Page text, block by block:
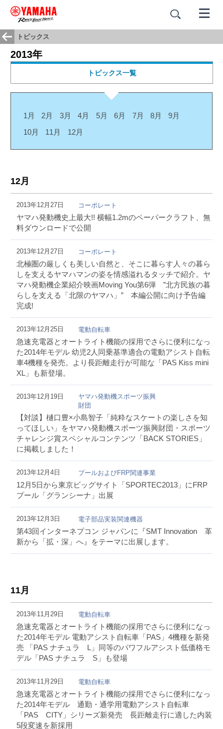
トピックス
2013年
トピックス一覧
1月 2月 3月 4月 5月 6月 7月 8月
9月
10月
11月 12月
12月
2013年12月27日 コーポレート
ヤマハ発動機史上最大!! 横幅1.2mのペーパークラフト、無
料ダウンロードで公開
2013年12月27日 コーポレート
北極圏の厳しくも美しい自然と、そこに暮らす人々の暮ら
しを支えるヤマハマンの姿を情感溢れるタッチで紹介。ヤ
マハ発動機企業紹介映画Moving You第6弾 ”北方民族の暮
らしを支える「北限のヤマハ」” 本編公開に向け予告編
完成!
2013年12月25日 電動自転車
急速充電器とオートライト機能の採用でさらに便利になっ
た2014年モデル 幼児2人同乗基準適合の電動アシスト自転
車4機種を発売。より長距離走行が可能な「PAS Kiss mini
XL」も新登場。
2013年12月19日
ヤマハ発動機スポーツ振興
財団
【対談】樋口豊×小島智子「純粋なスケートの楽しさを知
ってほしい」をヤマハ発動機スポーツ振興財団・スポーツ
チャレンジ賞スペシャルコンテンツ「BACK STORIES」
に掲載しました！
2013年12月4日 プールおよびFRP関連事業
12月5日から東京ビッグサイト「SPORTEC2013」にFRP
プール「グランシーナ」出展
2013年12月3日 電子部品実装関連機器
第43回インターネプコン ジャパンに『SMT Innovation 革
新から「拡・深」へ』をテーマに出展します。
11月
2013年11月29日 電動自転車
急速充電器とオートライト機能の採用でさらに便利になっ
た2014年モデル 電動アシスト自転車「PAS」4機種を新発
売 「PAS ナチュラ L」同等のパワフルアシスト低価格モ
デル「PAS ナチュラ S」も登場
2013年11月29日 電動自転車
急速充電器とオートライト機能の採用でさらに便利になっ
た2014年モデル 通勤・通学用電動アシスト自転車
「PAS CITY」シリーズ新発売 長距離走行に適した内装
5段変速を新採用